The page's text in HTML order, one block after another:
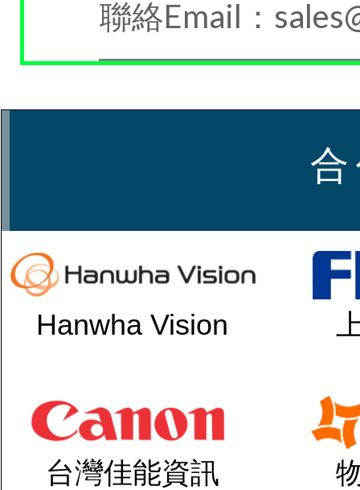
聯絡Email：
合
Hanwha Vision
台灣佳能資訊